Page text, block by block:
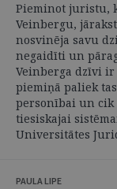
Pieminot juristu,
Veinbergu,
nosvinēja savu
negaidīti un
Veinberga dzīvi
piemiņā paliek
personībai un cik
tiesiskajai
Universitātes
PAULA LIPE